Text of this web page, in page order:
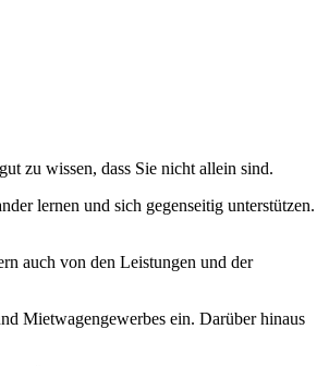
zu wissen, dass Sie nicht allein sind.
lernen und sich gegenseitig unterstützen.
auch von den Leistungen und der
Mietwagengewerbes ein. Darüber hinaus